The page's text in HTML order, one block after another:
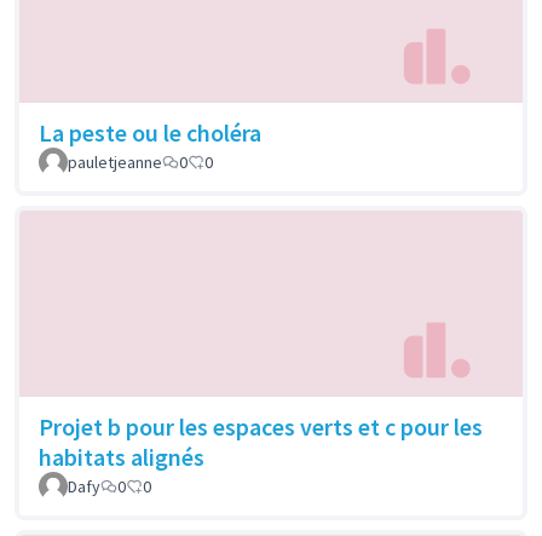
La peste ou le choléra
pauletjeanne 0 0
Projet b pour les espaces verts et c pour les
habitats alignés
Dafy 0 0